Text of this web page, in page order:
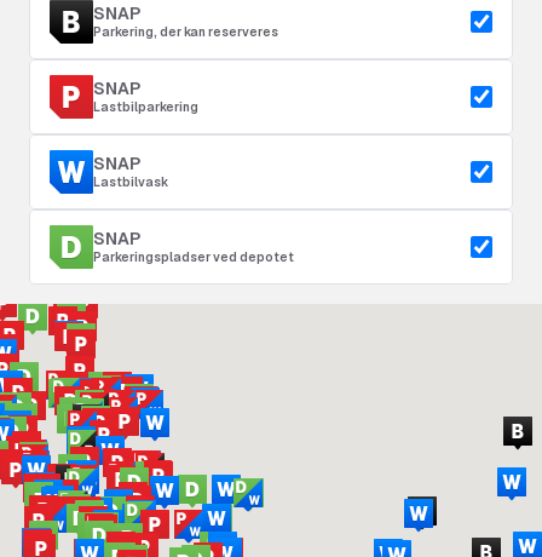
SNAP
Parkering, der kan reserveres
SNAP
Lastbilparkering
SNAP
Lastbilvask
SNAP
Parkeringspladser ved depotet